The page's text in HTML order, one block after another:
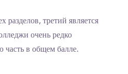
разделов, третий является
очень редко
в общем балле.